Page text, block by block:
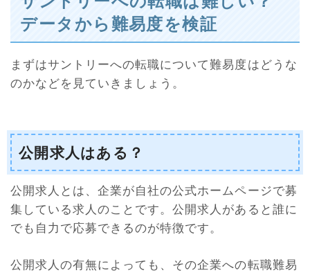
データから難易度を検証
まずはサントリーへの転職について難易度はどうな
のかなどを見ていきましょう。
公開求人はある？
公開求人とは、企業が自社の公式ホームページで募
集している求人のことです。公開求人があると誰に
でも自力で応募できるのが特徴です。
公開求人の有無によっても、その企業への転職難易